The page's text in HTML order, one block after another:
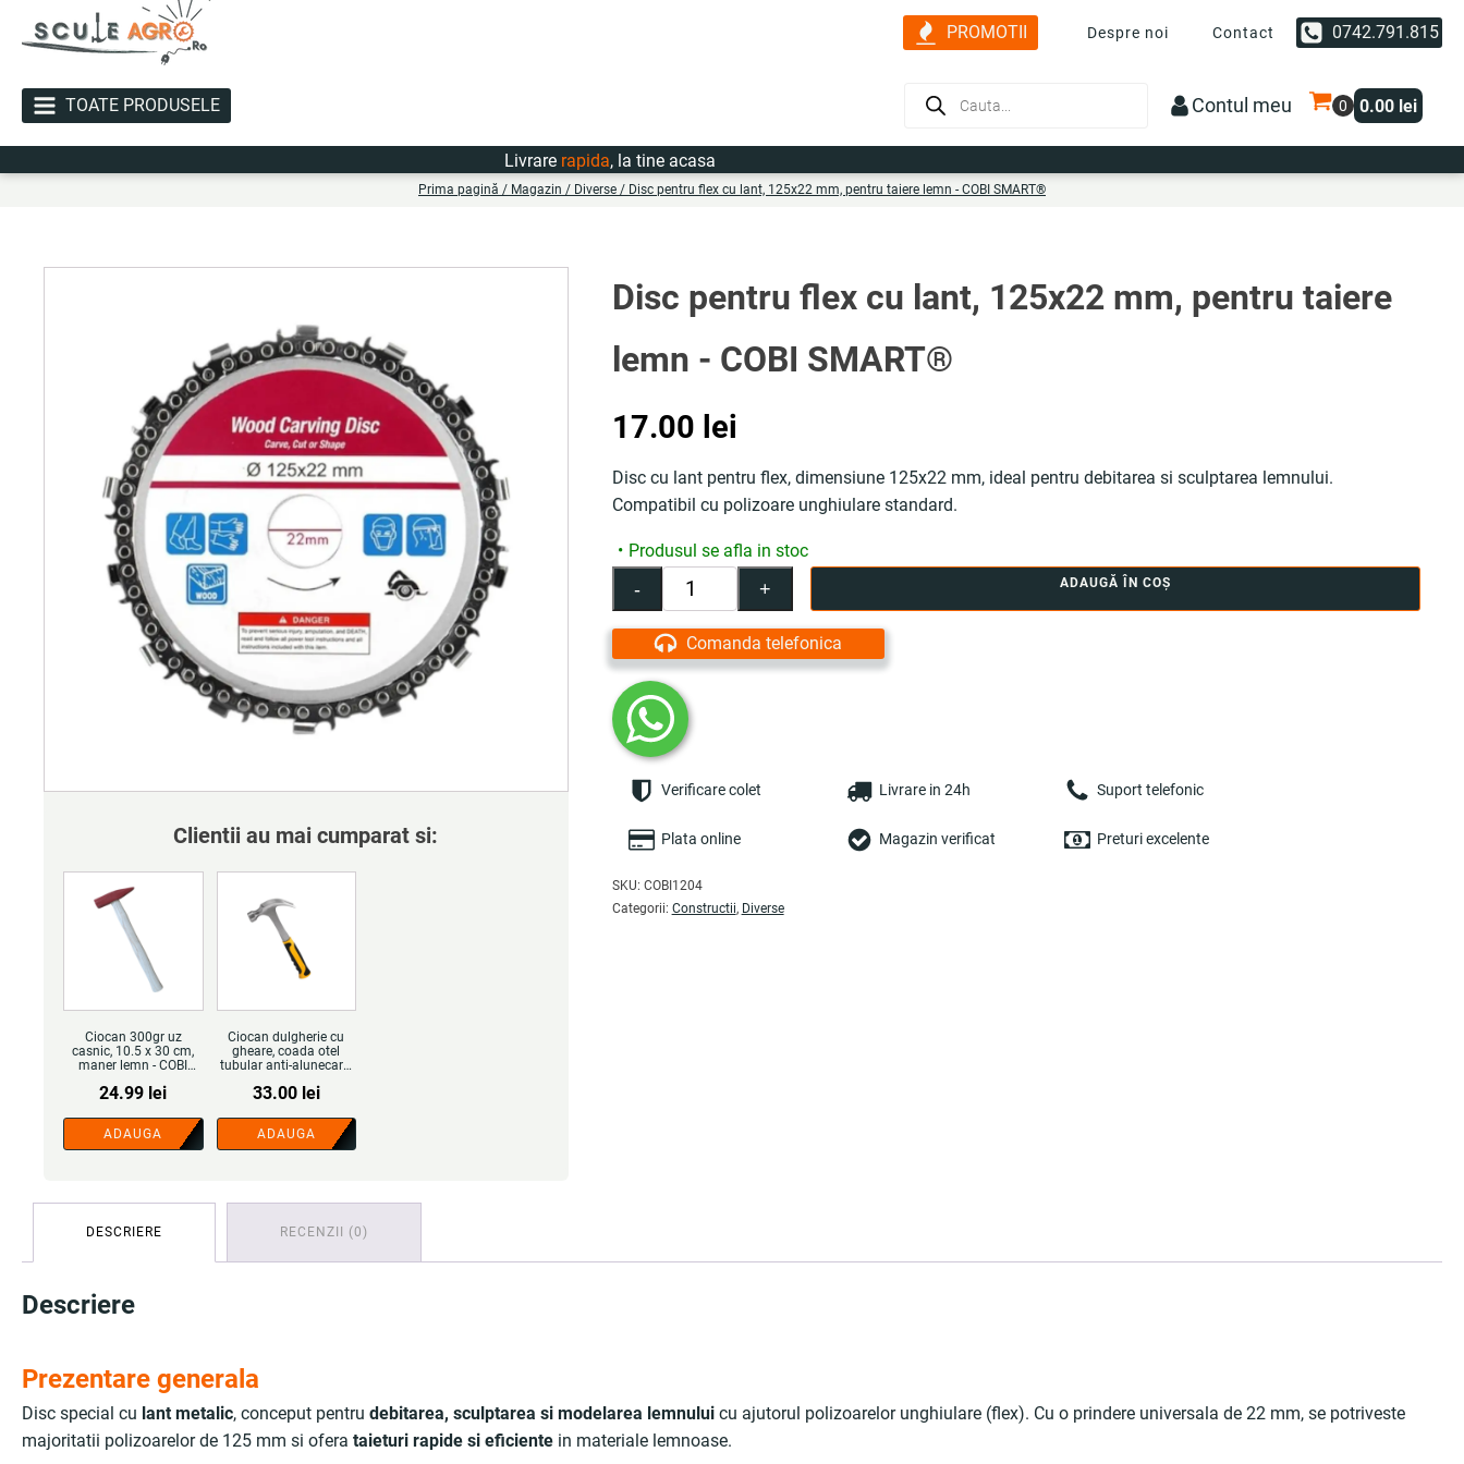
PROMOTII Despre noi Contact 0742.791.815
TOATE PRODUSELE
Products
Contul meu 0.00 lei
Livrarerapida, la tine acasa
Prima pagină / Magazin / Diverse / Disc pentru flex cu lant, 125x22 mm, pentru taiere lemn - COBI SMART®
Clientii au mai cumparat si:
Ciocan 300gr uz
casnic, 10.5 x 30 cm,
maner lemn - COBI
24.99 lei
ADAUGA
Ciocan dulgherie cu
gheare, coada otel
tubular anti-alunecare,
SMART®
33.00 lei
ADAUGA
Disc pentru flex cu lant, 125x22 mm, pentru taiere
lemn - COBI SMART®
17.00 lei
Disc cu lant pentru flex, dimensiune 125x22 mm, ideal pentru debitarea si sculptarea lemnului.
Compatibil cu polizoare unghiulare standard.
Produsul se afla in stoc
-
Cantitate
Disc
pentru
flex
lant,
125x22
mm,
taiere
-
SMART®
+ ADAUGĂ ÎN COȘ
Comanda telefonica
Verificare colet Livrare in 24h Suport telefonic
Plata online Magazin verificat Preturi excelente
SKU: COBI1204
Categorii: Constructii, Diverse
DESCRIERE RECENZII (0)
Descriere
Prezentare generala
Disc special cu lant metalic, conceput pentru debitarea, sculptarea si modelarea lemnului cu ajutorul polizoarelor unghiulare (flex). Cu o prindere universala de 22 mm, se potriveste
majoritatii polizoarelor de 125 mm si ofera taieturi rapide si eficiente in materiale lemnoase.